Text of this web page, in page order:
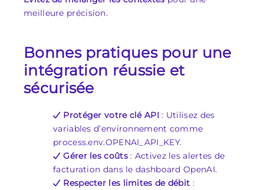
meilleure précision.
Bonnes pratiques pour une
intégration réussie et
sécurisée
Protéger votre clé API: Utilisez des
variables d’environnement comme
process.env.OPENAI_API_KEY.
Gérer les coûts: Activez les alertes de
facturation dans le dashboard OpenAI.
Respecter les limites de débit :